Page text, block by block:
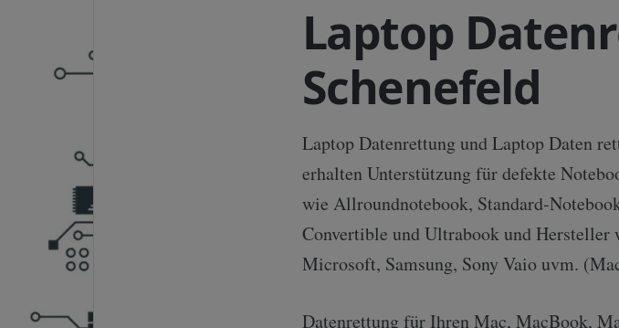
Laptop
Schenefeld
Laptop Datenrettung und Laptop Daten
erhalten Unterstützung für defekte
wie Allroundnotebook, Standard-
Convertible und Ultrabook und Hersteller
Microsoft, Samsung, Sony Vaio uvm.
Datenrettung für Ihren Mac, MacBook,